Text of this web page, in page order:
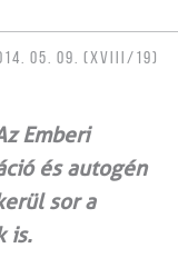
05. 09. (XVIII/19)
Emberi
és autogén
sor a
is.